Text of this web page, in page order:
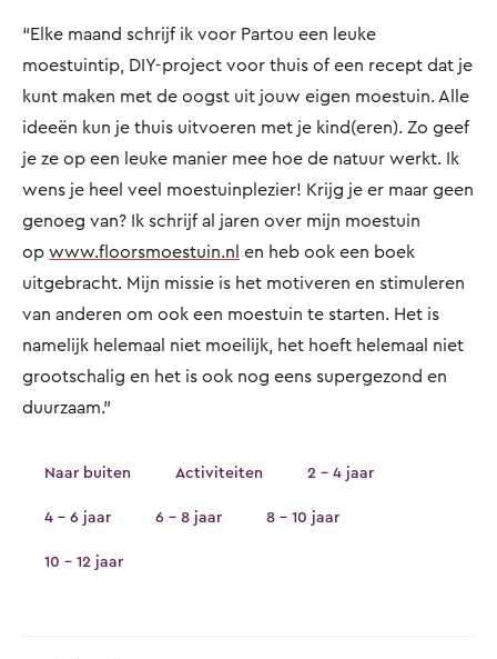
“Elke maand schrijf ik voor Partou een leuke
moestuintip, DIY-project voor thuis of een recept dat je
kunt maken met de oogst uit jouw eigen moestuin. Alle
ideeën kun je thuis uitvoeren met je kind(eren). Zo geef
je ze op een leuke manier mee hoe de natuur werkt. Ik
wens je heel veel moestuinplezier! Krijg je er maar geen
genoeg van? Ik schrijf al jaren over mijn moestuin
op www.floorsmoestuin.nl en heb ook een boek
uitgebracht. Mijn missie is het motiveren en stimuleren
van anderen om ook een moestuin te starten. Het is
namelijk helemaal niet moeilijk, het hoeft helemaal niet
grootschalig en het is ook nog eens supergezond en
duurzaam.”
Naar buiten Activiteiten 2 - 4 jaar
4 - 6 jaar 6 - 8 jaar 8 - 10 jaar
10 - 12 jaar